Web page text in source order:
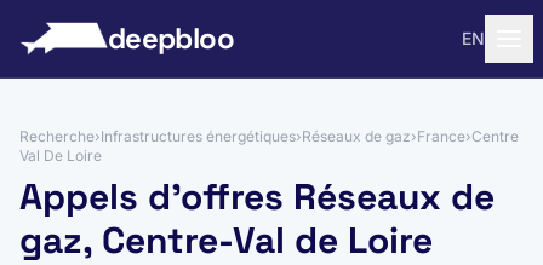
deepbloo EN
Recherche›Infrastructures énergétiques›Réseaux de gaz›France›Centre
Val De Loire
Appels d'offres Réseaux de
gaz, Centre-Val de Loire